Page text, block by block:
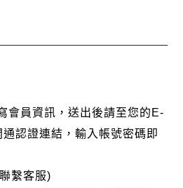
會員資訊，送出後請至您的E-
認證連結，輸入帳號密碼即
繫客服)